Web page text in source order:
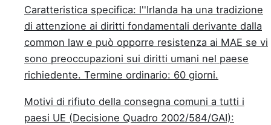
Caratteristica specifica: l''Irlanda ha una tradizione
di attenzione ai diritti fondamentali derivante dalla
common law e può opporre resistenza ai MAE se vi
sono preoccupazioni sui diritti umani nel paese
richiedente. Termine ordinario: 60 giorni.
Motivi di rifiuto della consegna comuni a tutti i
paesi UE (Decisione Quadro 2002/584/GAI):